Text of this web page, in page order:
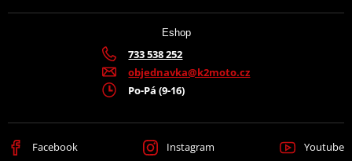
Eshop
733 538 252
objednavka@k2moto.cz
Po-Pá (9-16)
Facebook Instagram Youtube